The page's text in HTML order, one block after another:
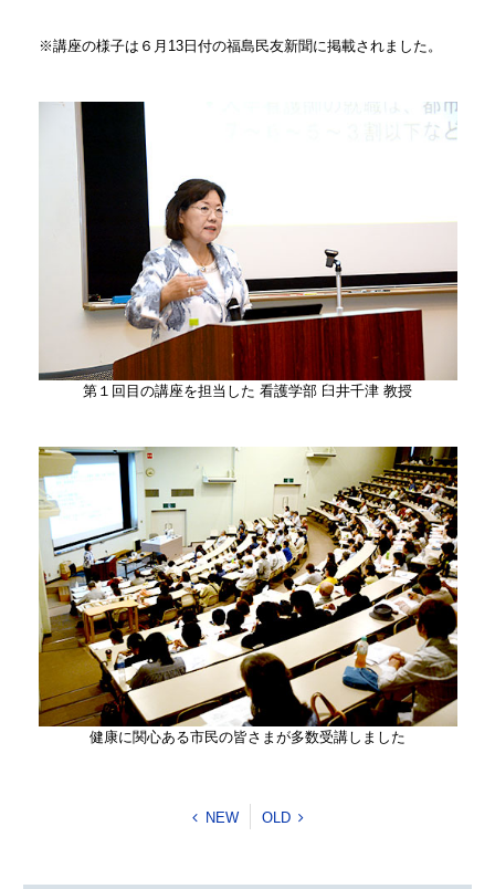
※講座の様子は６月13日付の福島民友新聞に掲載されました。
第１回目の講座を担当した 看護学部 臼井千津 教授
健康に関心ある市民の皆さまが多数受講しました
NEW OLD